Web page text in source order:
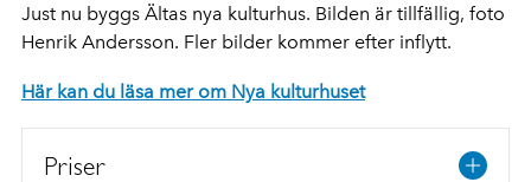
Just nu byggs Ältas nya kulturhus. Bilden är tillfällig, foto
Henrik Andersson. Fler bilder kommer efter inflytt.
Här kan du läsa mer om Nya kulturhuset
Priser